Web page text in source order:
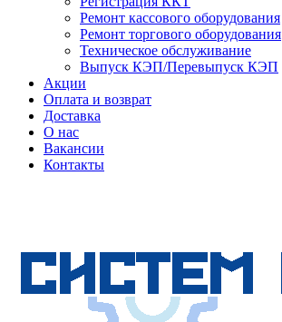
Ремонт кассового оборудования
Ремонт торгового оборудования
Техническое обслуживание
Выпуск КЭП/Перевыпуск КЭП
Акции
Оплата и возврат
Доставка
О нас
Вакансии
Контакты